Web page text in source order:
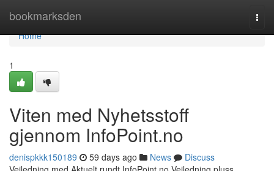
bookmarksden
Home
Home
1
Viten med Nyhetsstoff
gjennom InfoPoint.no
denispkkk150189 59 days ago News
Discuss